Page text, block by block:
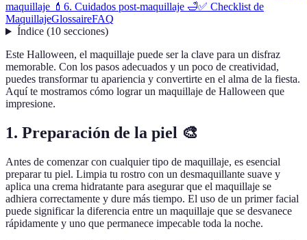
maquillaje 💄 6. Cuidados post-maquillaje 🛁✅ Checklist de
MaquillajeGlossaireFAQ
Índice(10 secciones)
Este Halloween, el maquillaje puede ser la clave para un disfraz
memorable. Con los pasos adecuados y un poco de creatividad,
puedes transformar tu apariencia y convertirte en el alma de la fiesta.
Aquí te mostramos cómo lograr un maquillaje de Halloween que
impresione.
1. Preparación de la piel 🎨
Antes de comenzar con cualquier tipo de maquillaje, es esencial
preparar tu piel. Limpia tu rostro con un desmaquillante suave y
aplica una crema hidratante para asegurar que el maquillaje se
adhiera correctamente y dure más tiempo. El uso de un primer facial
puede significar la diferencia entre un maquillaje que se desvanece
rápidamente y uno que permanece impecable toda la noche.